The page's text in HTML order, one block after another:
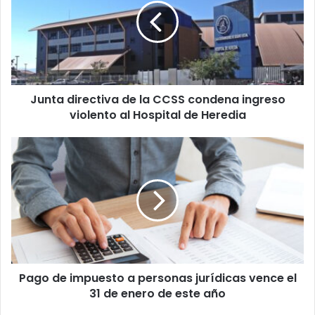
CCSS
condena
ingreso
violento
al
HospitalJunta directiva de la CCSS condena ingreso
violento al Hospital de Heredia
Pago
de
impuesto
a
personas
jurídicas
vence
el
31
dePago de impuesto a personas jurídicas vence el
31 de enero de este año